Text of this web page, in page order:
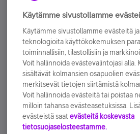
Tilaa Telian uutiskirje ja olet
sähköpostiisi.
Tilaa nyt
Käytämme sivustollamme
Käytämme sivustollamme evästeitä
teknologioita käyttökokemuksen
toiminnallisiin, tilastollisiin ja
Voit hallinnoida evästevalintojasi alla.
sisältävät kolmansien osapuolien
merkitsevät tietojen siirtämistä
Voit hallinnoida evästeitä tai poistaa
milloin tahansa evästeasetuksissa.
evästeistä saat evästeitä koskevasta
tietosuojaselosteestamme.